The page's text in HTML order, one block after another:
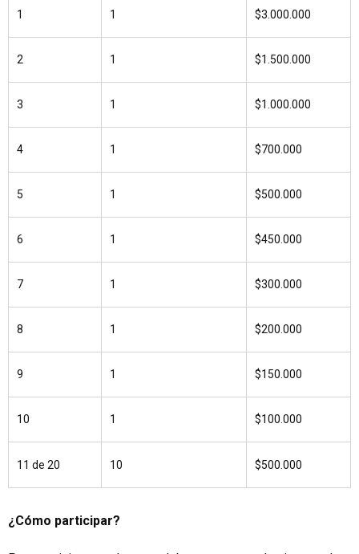
1 1 $3.000.000
2 1 $1.500.000
3 1 $1.000.000
4 1 $700.000
5 1 $500.000
6 1 $450.000
7 1 $300.000
8 1 $200.000
9 1 $150.000
10 1 $100.000
11 de 20 10 $500.000
¿Cómo participar?